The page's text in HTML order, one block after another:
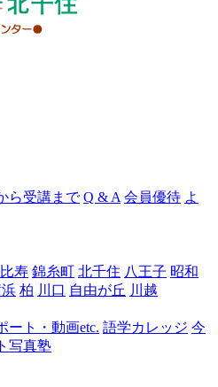
ャ
千
ら受講まで Q & A 会員優待 よ
寿 錦糸町 北千住 八王子 昭和
柏 川口 自由が丘 川越
ート・動画etc. 語学カレッジ 今
写真塾